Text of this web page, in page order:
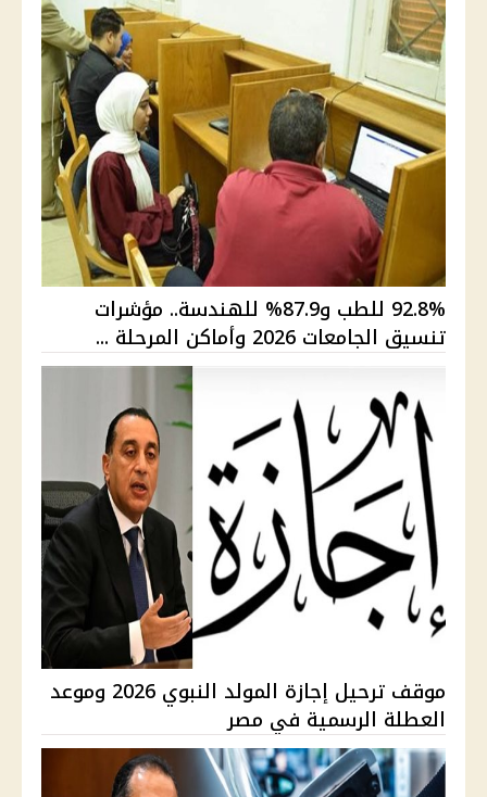
92.8% للطب و87.9% للهندسة.. مؤشرات
تنسيق الجامعات 2026 وأماكن المرحلة ...
موقف ترحيل إجازة المولد النبوي 2026 وموعد
العطلة الرسمية في مصر